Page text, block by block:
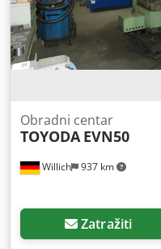
Willich 937 km
Obradni centar
TOYODA EVN50
Zatražiti